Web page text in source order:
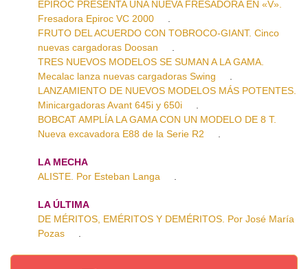
EPIROC PRESENTA UNA NUEVA FRESADORA EN «V».
Fresadora Epiroc VC 2000
FRUTO DEL ACUERDO CON TOBROCO-GIANT. Cinco
nuevas cargadoras Doosan
TRES NUEVOS MODELOS SE SUMAN A LA GAMA.
Mecalac lanza nuevas cargadoras Swing
LANZAMIENTO DE NUEVOS MODELOS MÁS POTENTES.
Minicargadoras Avant 645i y 650i
BOBCAT AMPLÍA LA GAMA CON UN MODELO DE 8 T.
Nueva excavadora E88 de la Serie R2
LA MECHA
ALISTE. Por Esteban Langa
LA ÚLTIMA
DE MÉRITOS, EMÉRITOS Y DEMÉRITOS. Por José María
Pozas